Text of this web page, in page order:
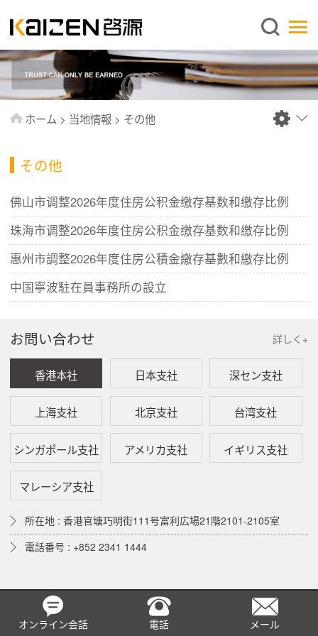
日本語
企業情報
事業内容
ニュース
よくあるご質問
お問い合わせ
ホーム > 当地情報 > その他
その他
佛山市调整2026年度住房公积金缴存基数和缴存比例
珠海市调整2026年度住房公积金缴存基数和缴存比例
惠州市調整2026年度住房公積金繳存基數和繳存比例
中国寧波駐在員事務所の設立
詳しく+
お問い合わせ
香港本社 日本支社 深セン支社
上海支社 北京支社 台湾支社
シンガポール支社 アメリカ支社 イギリス支社
マレーシア支社
所在地 : 香港官塘巧明街111号富利広場21階2101-2105室
電話番号 : +852 2341 1444
オンライン会話 電話 メール